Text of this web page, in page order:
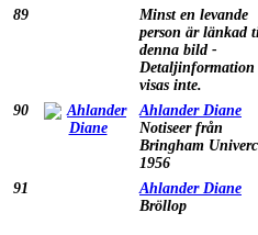
89
Minst en levande
person är länkad
denna bild -
Detaljinformation
visas inte.
90
Ahlander Diane
Notiseer från
Bringham
1956
91
Ahlander Diane
Bröllop